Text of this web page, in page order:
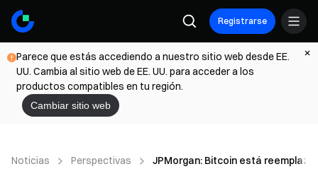
Registrarse
Parece que estás accediendo a nuestro sitio web desde EE.
UU. Cambia al sitio web de EE. UU. para acceder a los
productos compatibles en tu región.
Cambiar sitio web
Noticias Perspectivas JPMorgan: Bitcoin está